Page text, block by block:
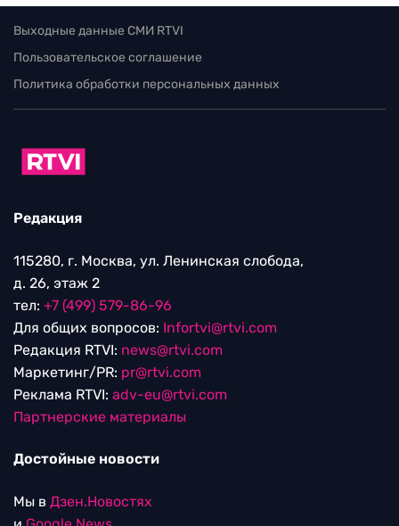
Выходные данные СМИ RTVI
Пользовательское соглашение
Политика обработки персональных данных
Редакция
115280, г. Москва, ул. Ленинская слобода,
д. 26, этаж 2
тел: +7 (499) 579-86-96
Для общих вопросов: Infortvi@rtvi.com
Редакция RTVI: news@rtvi.com
Маркетинг/PR: pr@rtvi.com
Реклама RTVI: adv-eu@rtvi.com
Партнерские материалы
Достойные новости
Мы в Дзен.Новостях